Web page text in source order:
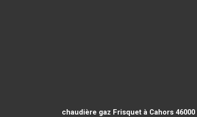
chaudière gaz Frisquet à Cahors 46000